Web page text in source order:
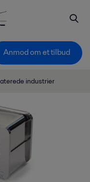
Anmod om et tilbud
industrier